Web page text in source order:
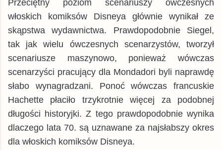
Przeciętny poziom scenariuszy ówczesnych
włoskich komiksów Disneya głównie wynikał ze
skąpstwa wydawnictwa. Prawdopodobnie Siegel,
tak jak wielu ówczesnych scenarzystów, tworzył
scenariusze maszynowo, ponieważ wówczas
scenarzyści pracujący dla Mondadori byli naprawdę
słabo wynagradzani. Ponoć wówczas francuskie
Hachette płaciło trzykrotnie więcej za podobnej
długości historyjki. Z tego prawdopodobnie wynika
dlaczego lata 70. są uznawane za najsłabszy okres
dla włoskich komiksów Disneya.